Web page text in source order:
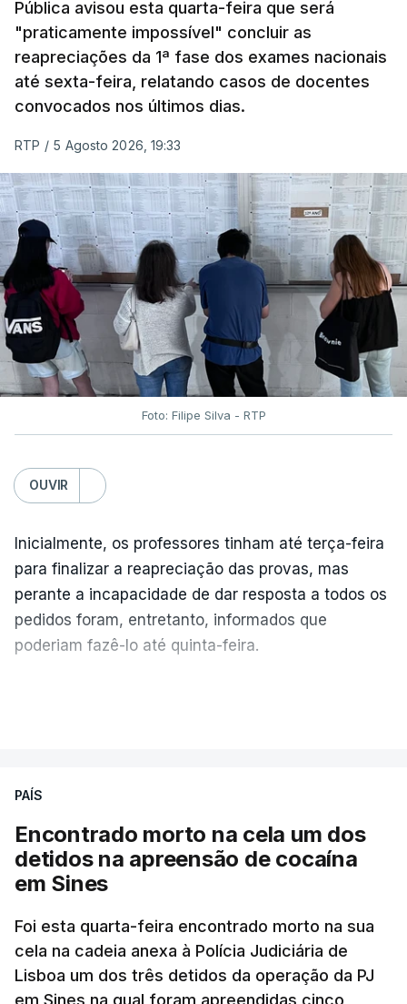
Pública avisou esta quarta-feira que será
"praticamente impossível" concluir as
reapreciações da 1ª fase dos exames nacionais
até sexta-feira, relatando casos de docentes
convocados nos últimos dias.
RTP / 5 Agosto 2026, 19:33
Foto: Filipe Silva - RTP
OUVIR
Inicialmente, os professores tinham até terça-feira
para finalizar a reapreciação das provas, mas
perante a incapacidade de dar resposta a todos os
pedidos foram, entretanto, informados que
poderiam fazê-lo até quinta-feira.
No domingo, estavam concluídos cerca de 50 por
cento dos mais de 20 mil pedidos de reapreciação,
mas Cristina Mota, porta-voz da Missão Escola
Pública, tem dúvidas de que o processo esteja
"Durante o fim de semana e nos últimos dias,
apercebamo-nos que ainda estão a ser
PAÍS
Encontrado morto na cela um dos
detidos na apreensão de cocaína
em Sines
Foi esta quarta-feira encontrado morto na sua
cela na cadeia anexa à Polícia Judiciária de
Lisboa um dos três detidos da operação da PJ
em Sines na qual foram apreendidas cinco